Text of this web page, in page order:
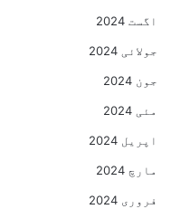
اگست 2024
جولائی 2024
جون 2024
مئی 2024
اپریل 2024
مارچ 2024
فروری 2024